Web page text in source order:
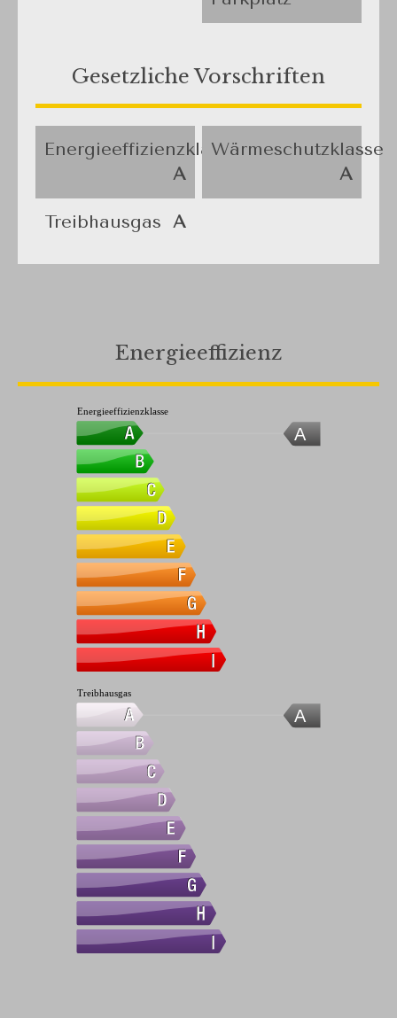
Gesetzliche Vorschriften
Energieeffizienzklasse
A
Wärmeschutzklasse
A
Treibhausgas A
Energieeffizienz
A
Energieeffizienzklasse
A
Treibhausgas